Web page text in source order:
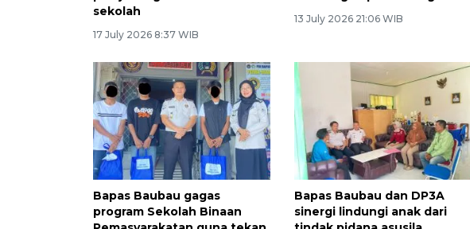
sekolah
17 July 2026 8:37 WIB
13 July 2026 21:06 WIB
Bapas Baubau gagas
program Sekolah Binaan
Bapas Baubau dan DP3A
sinergi lindungi anak dari